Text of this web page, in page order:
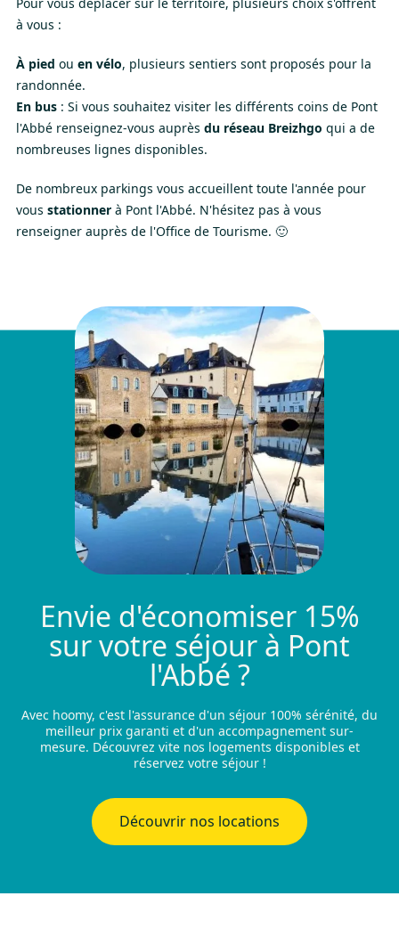
à vous :
À pied ou en vélo, plusieurs sentiers sont proposés pour la
randonnée.
En bus : Si vous souhaitez visiter les différents coins de Pont
l'Abbé renseignez-vous auprès du réseau Breizhgo qui a de
nombreuses lignes disponibles.
De nombreux parkings vous accueillent toute l'année pour
vous stationner à Pont l'Abbé. N'hésitez pas à vous
renseigner auprès de l'Office de Tourisme. 🙂
Envie d'économiser 15%
sur votre séjour à Pont
l'Abbé ?
Avec hoomy, c'est l'assurance d'un séjour 100% sérénité, du
meilleur prix garanti et d'un accompagnement sur-
mesure. Découvrez vite nos logements disponibles et
réservez votre séjour !
Découvrir nos locations